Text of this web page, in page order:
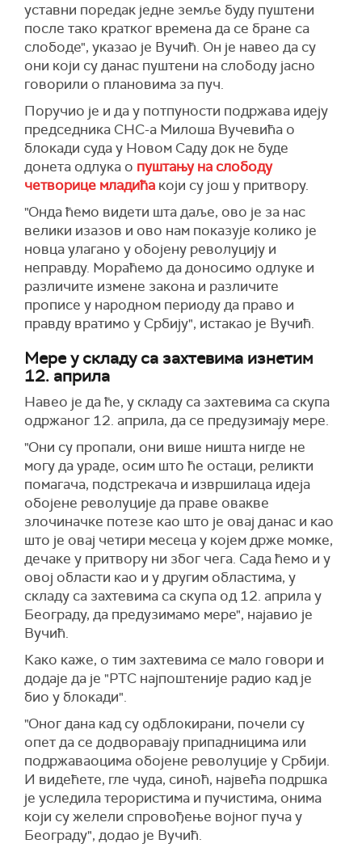
уставни поредак једне земље буду пуштени
после тако кратког времена да се бране са
слободе", указао је Вучић. Он је навео да су
они који су данас пуштени на слободу јасно
говорили о плановима за пуч.
Поручио је и да у потпуности подржава идеју
председника СНС-а Милоша Вучевића о
блокади суда у Новом Саду док не буде
донета одлука о пуштању на слободу
четворице младића који су још у притвору.
"Онда ћемо видети шта даље, ово је за нас
велики изазов и ово нам показује колико је
новца улагано у обојену револуцију и
неправду. Мораћемо да доносимо одлуке и
различите измене закона и различите
прописе у народном периоду да право и
правду вратимо у Србију", истакао је Вучић.
Мере у складу са захтевима изнетим
12. априла
Навео је да ће, у складу са захтевима са скупа
одржаног 12. априла, да се предузимају мере.
"Они су пропали, они више ништа нигде не
могу да ураде, осим што ће остаци, реликти
помагача, подстрекача и извршилаца идеја
обојене револуције да праве овакве
злочиначке потезе као што је овај данас и као
што је овај четири месеца у којем држе момке,
дечаке у притвору ни због чега. Сада ћемо и у
овој области као и у другим областима, у
складу са захтевима са скупа од 12. априла у
Београду, да предузимамо мере", најавио је
Вучић.
Како каже, о тим захтевима се мало говори и
додаје да је "РТС најпоштеније радио кад је
био у блокади".
"Оног дана кад су одблокирани, почели су
опет да се додворавају припадницима или
подржаваоцима обојене револуције у Србији.
И видећете, гле чуда, синоћ, највећа подршка
је уследила терористима и пучистима, онима
који су желели спровођење војног пуча у
Београду", додао је Вучић.